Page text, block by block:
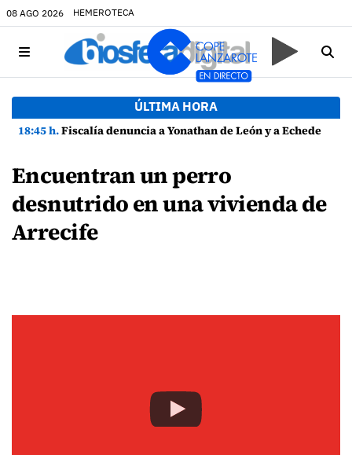
08 AGO 2026 HEMEROTECA
ÚLTIMA HORA
18:45 h.Fiscalía denuncia a Yonathan de León y a Echedey Eugenio por presuntas anomalías en contratos festivos
Encuentran un perro
desnutrido en una vivienda de
Arrecife